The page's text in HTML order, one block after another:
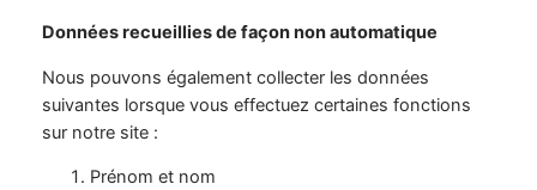
Données recueillies de façon non automatique
Nous pouvons également collecter les données
suivantes lorsque vous effectuez certaines fonctions
sur notre site :
Prénom et nom